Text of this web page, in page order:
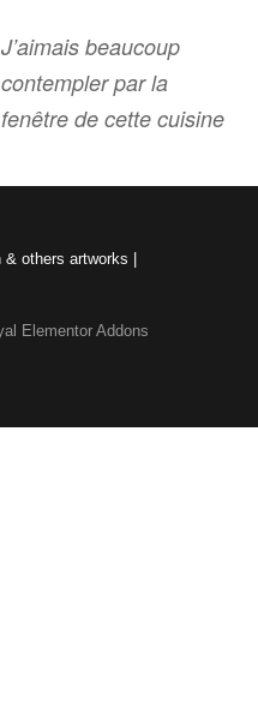
J’aimais beaucoup
contempler par la
fenêtre de cette cuisine
others artworks |
Elementor Addons